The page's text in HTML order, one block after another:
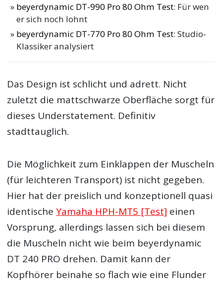
beyerdynamic DT-990 Pro 80 Ohm Test: Für wen
er sich noch lohnt
beyerdynamic DT-770 Pro 80 Ohm Test: Studio-
Klassiker analysiert
Das Design ist schlicht und adrett. Nicht
zuletzt die mattschwarze Oberfläche sorgt für
dieses Understatement. Definitiv
stadttauglich.
Die Möglichkeit zum Einklappen der Muscheln
(für leichteren Transport) ist nicht gegeben.
Hier hat der preislich und konzeptionell quasi
identischeYamaha HPH-MT5 [Test] einen
Vorsprung, allerdings lassen sich bei diesem
die Muscheln nicht wie beim beyerdynamic
DT 240 PRO drehen. Damit kann der
Kopfhörer beinahe so flach wie eine Flunder